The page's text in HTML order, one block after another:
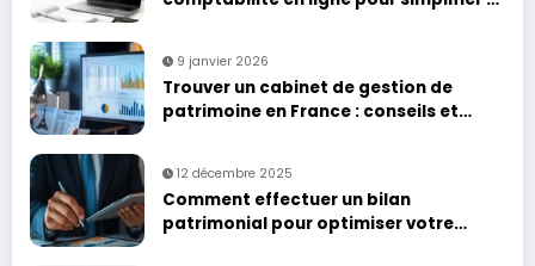
9 janvier 2026
Trouver un cabinet de gestion de
patrimoine en France : conseils et
12 décembre 2025
Comment effectuer un bilan
patrimonial pour optimiser votre